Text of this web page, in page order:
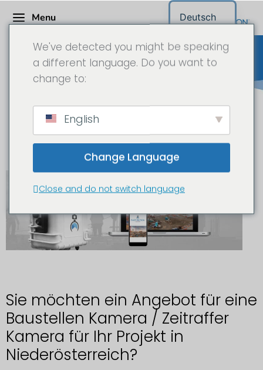
Menu
Langzeitkamerasysteme
Niederösterreich
Sie möchten ein Angebot für eine
Baustellen Kamera / Zeitraffer
Kamera für Ihr Projekt in
Niederösterreich?
We've detected you might be speaking
a different language. Do you want to
change to:
English
Change Language
Close and do not switch language
Deutsch